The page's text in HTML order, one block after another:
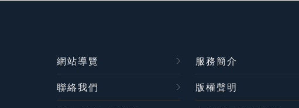
網站導覽 服務簡介
聯絡我們 版權聲明